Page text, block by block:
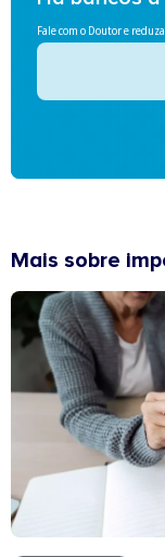
Fale com o Doutor e
Mais sobre